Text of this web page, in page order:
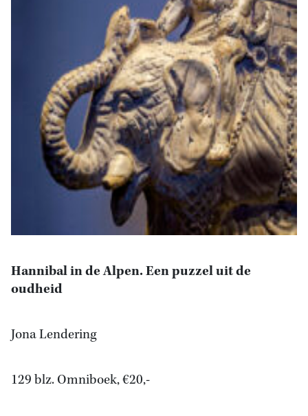
Hannibal in de Alpen. Een puzzel uit de
oudheid
Jona Lendering
129 blz. Omniboek, €20,-